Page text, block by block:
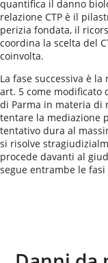
quantifica il danno
relazione CTP è il
perizia fondata, il
coordina la scelta del
coinvolta.
La fase successiva è
art. 5 come modificato
di Parma in materia di
tentare la mediazione
tentativo dura al
si risolve
procede davanti al
segue entrambe le